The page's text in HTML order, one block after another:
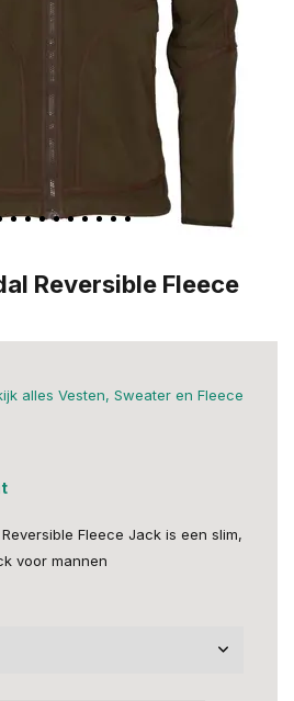
Reversible Fleece
alles Vesten, Sweater en Fleece
Fleece Jack is een slim,
voor mannen